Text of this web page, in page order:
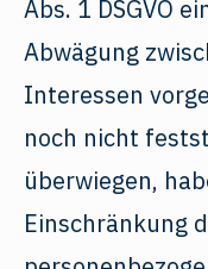
Abs. 1 DSGVO
Abwägung
Interessen
noch nicht
überwiegen,
Einschränkung